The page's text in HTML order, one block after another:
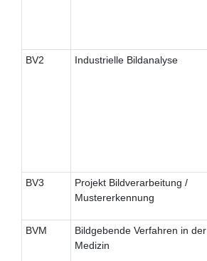
BV2 Industrielle Bildanalyse
BV3
Projekt Bildverarbeitung /
Mustererkennung
BVM
Bildgebende Verfahren in der
Medizin